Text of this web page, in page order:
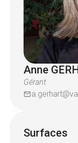
Anne
Gérant
Surfaces